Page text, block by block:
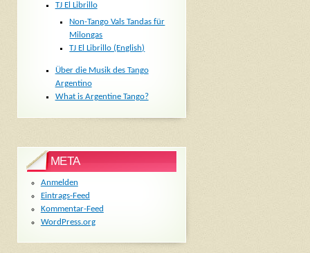
TJ El Librillo
Non-Tango Vals Tandas für
Milongas
TJ El Librillo (English)
Über die Musik des Tango
Argentino
What is Argentine Tango?
META
Anmelden
Eintrags-Feed
Kommentar-Feed
WordPress.org